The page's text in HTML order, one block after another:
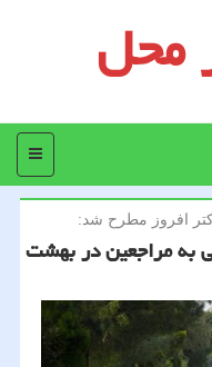
محل
منو
افروز مطرح شد:
مراجعین در بهشت